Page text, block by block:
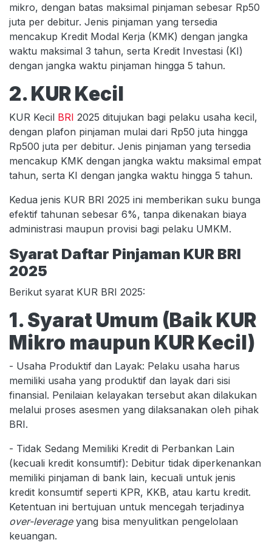
mikro, dengan batas maksimal pinjaman sebesar Rp50
juta per debitur. Jenis pinjaman yang tersedia
mencakup Kredit Modal Kerja (KMK) dengan jangka
waktu maksimal 3 tahun, serta Kredit Investasi (KI)
dengan jangka waktu pinjaman hingga 5 tahun.
2. KUR Kecil
KUR Kecil BRI 2025 ditujukan bagi pelaku usaha kecil,
dengan plafon pinjaman mulai dari Rp50 juta hingga
Rp500 juta per debitur. Jenis pinjaman yang tersedia
mencakup KMK dengan jangka waktu maksimal empat
tahun, serta KI dengan jangka waktu hingga 5 tahun.
Kedua jenis KUR BRI 2025 ini memberikan suku bunga
efektif tahunan sebesar 6%, tanpa dikenakan biaya
administrasi maupun provisi bagi pelaku UMKM.
Syarat Daftar Pinjaman KUR BRI
2025
Berikut syarat KUR BRI 2025:
1. Syarat Umum (Baik KUR
Mikro maupun KUR Kecil)
- Usaha Produktif dan Layak: Pelaku usaha harus
memiliki usaha yang produktif dan layak dari sisi
finansial. Penilaian kelayakan tersebut akan dilakukan
melalui proses asesmen yang dilaksanakan oleh pihak
BRI.
- Tidak Sedang Memiliki Kredit di Perbankan Lain
(kecuali kredit konsumtif): Debitur tidak diperkenankan
memiliki pinjaman di bank lain, kecuali untuk jenis
kredit konsumtif seperti KPR, KKB, atau kartu kredit.
Ketentuan ini bertujuan untuk mencegah terjadinya
over-leverageyang bisa menyulitkan pengelolaan
keuangan.